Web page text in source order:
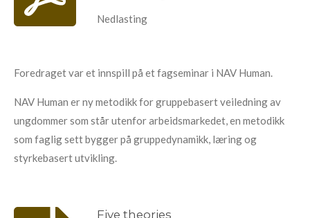
Nedlasting
Foredraget var et innspill på et fagseminar i NAV Human.
NAV Human er ny metodikk for gruppebasert veiledning av
ungdommer som står utenfor arbeidsmarkedet, en metodikk
som faglig sett bygger på gruppedynamikk, læring og
styrkebasert utvikling.
Five theories